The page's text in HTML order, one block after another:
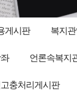
게시판 복지
언론속복지
충처리게시판